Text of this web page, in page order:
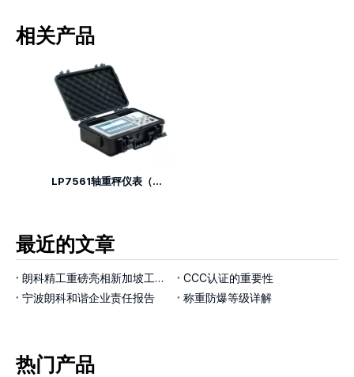
相关产品
LP7561轴重秤仪表（有线）
最近的文章
朗科精工重磅亮相新加坡工业展览会，以智能称重技术赋能工业4.0新征程
CCC认证的重要性
宁波朗科和谐企业责任报告
称重防爆等级详解
热门产品